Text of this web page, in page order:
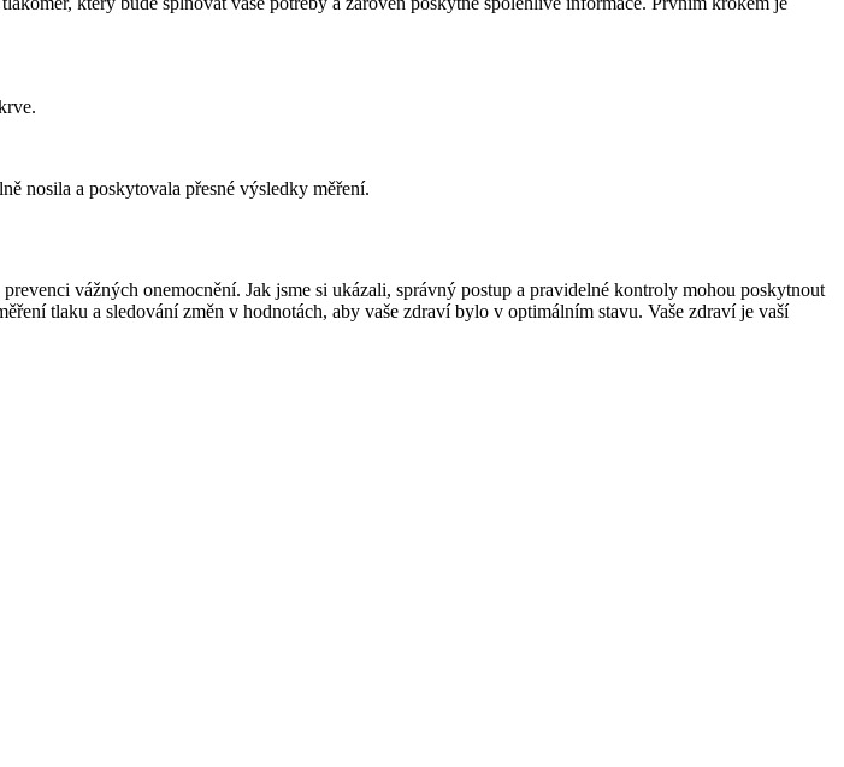
nosila a poskytovala přesné výsledky měření.
vážných onemocnění. Jak jsme si ukázali, správný postup a pravidelné kontroly mohou poskytnout
tlaku a sledování změn v hodnotách, aby vaše zdraví bylo v optimálním stavu. Vaše zdraví je vaší